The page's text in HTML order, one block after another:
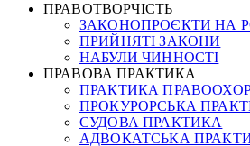
ПРАВОТВОРЧІСТЬ
ЗАКОНОПРОЄКТИ НА
ПРИЙНЯТІ ЗАКОНИ
НАБУЛИ ЧИННОСТІ
ПРАВОВА ПРАКТИКА
ПРАКТИКА
ПРОКУРОРСЬКА
СУДОВА ПРАКТИКА
АДВОКАТСЬКА